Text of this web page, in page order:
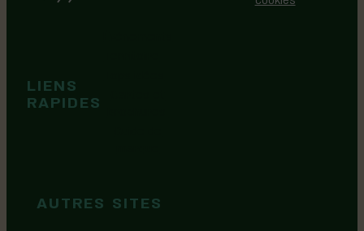
LIENS
RAPIDES
AUTRES SITES